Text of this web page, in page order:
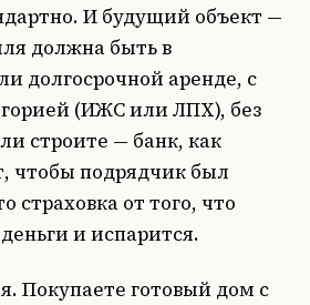
И будущий объект —
должна быть в
долгосрочной аренде, с
(ИЖС или ЛПХ), без
строите — банк, как
чтобы подрядчик был
страховка от того, что
и испарится.
Покупаете готовый дом с